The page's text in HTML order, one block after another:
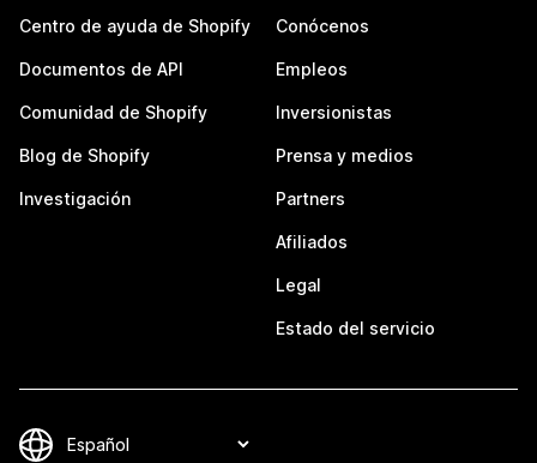
Centro de ayuda de Shopify
Documentos de API
Comunidad de Shopify
Blog de Shopify
Investigación
Conócenos
Empleos
Inversionistas
Prensa y medios
Partners
Afiliados
Legal
Estado del servicio